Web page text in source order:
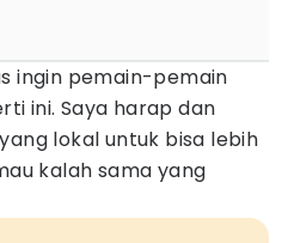
ingin pemain-pemain
ini. Saya harap dan
lokal untuk bisa lebih
kalah sama yang